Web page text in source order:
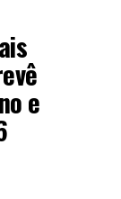
e